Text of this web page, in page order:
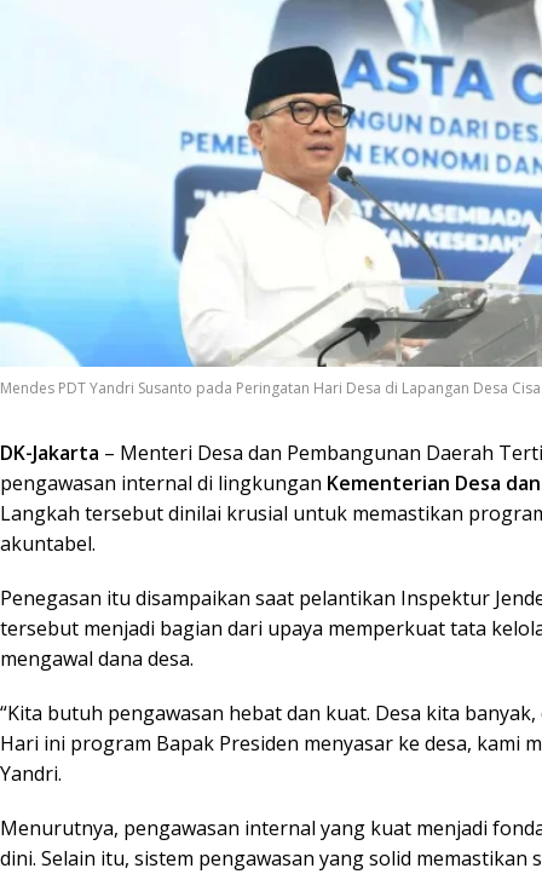
Mendes PDT Yandri Susanto pada Peringatan Hari Desa di Lapangan Desa
DK-Jakarta – Menteri Desa dan Pembangunan Daerah
pengawasan internal di lingkungan Kementerian Desa
Langkah tersebut dinilai krusial untuk memastikan
akuntabel.
Penegasan itu disampaikan saat pelantikan Inspektur
tersebut menjadi bagian dari upaya memperkuat tata
mengawal dana desa.
“Kita butuh pengawasan hebat dan kuat. Desa kita
Hari ini program Bapak Presiden menyasar ke desa,
Yandri.
Menurutnya, pengawasan internal yang kuat menjadi
dini. Selain itu, sistem pengawasan yang solid